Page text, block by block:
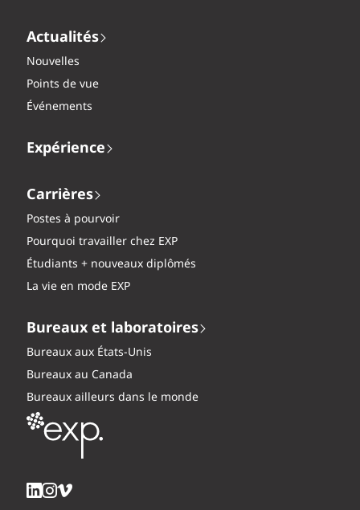
Actualités
Nouvelles
Points de vue
Événements
Expérience
Carrières
Postes à pourvoir
Pourquoi travailler chez EXP
Étudiants + nouveaux diplômés
La vie en mode EXP
Bureaux et laboratoires
Bureaux aux États-Unis
Bureaux au Canada
Bureaux ailleurs dans le monde